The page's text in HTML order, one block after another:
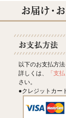
以下のお支払方
詳しくは、
「支
さい。
●クレジットカー